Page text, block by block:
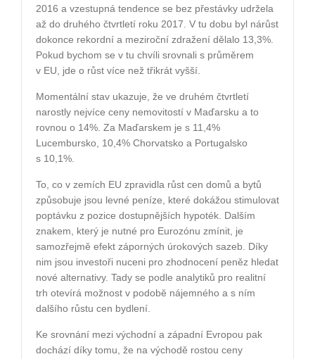
2016 a vzestupná tendence se bez přestávky udržela
až do druhého čtvrtletí roku 2017. V tu dobu byl nárůst
dokonce rekordní a meziroční zdražení dělalo 13,3%.
Pokud bychom se v tu chvíli srovnali s průměrem
v EU, jde o růst více než třikrát vyšší.
Momentální stav ukazuje, že ve druhém čtvrtletí
narostly nejvíce ceny nemovitostí v Maďarsku a to
rovnou o 14%. Za Maďarskem je s 11,4%
Lucembursko, 10,4% Chorvatsko a Portugalsko
s 10,1%.
To, co v zemích EU zpravidla růst cen domů a bytů
způsobuje jsou levné peníze, které dokážou stimulovat
poptávku z pozice dostupnějších hypoték. Dalším
znakem, který je nutné pro Eurozónu zmínit, je
samozřejmě efekt záporných úrokových sazeb. Díky
nim jsou investoři nuceni pro zhodnocení peněz hledat
nové alternativy. Tady se podle analytiků pro realitní
trh otevírá možnost v podobě nájemného a s ním
dalšího růstu cen bydlení.
Ke srovnání mezi východní a západní Evropou pak
dochází díky tomu, že na východě rostou ceny